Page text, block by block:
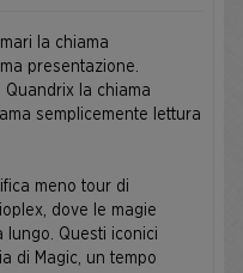
la chiama
presentazione.
la chiama
semplicemente lettura
meno tour di
dove le magie
lungo. Questi iconici
di Magic, un tempo